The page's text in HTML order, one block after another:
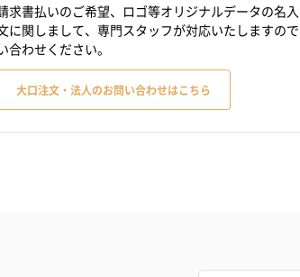
求書払いのご希望、ロゴ等オリジナルデータの名
に関しまして、専門スタッフが対応いたしますの
合わせください。
大口注文・法人のお問い合わせはこちら